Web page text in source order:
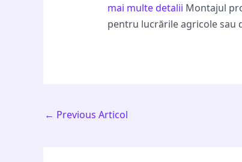
mai multe detalii Montajul
pentru lucrările agricole sau
← Previous Articol